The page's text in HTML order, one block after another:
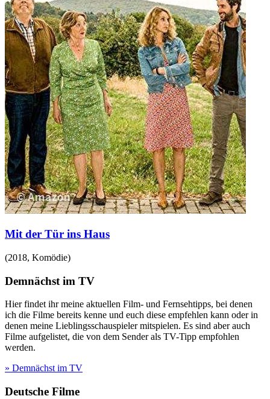
Mit der Tür ins Haus
(2018, Komödie)
Demnächst im TV
Hier findet ihr meine aktuellen Film- und Fernsehtipps, bei denen
ich die Filme bereits kenne und euch diese empfehlen kann oder in
denen meine Lieblingsschauspieler mitspielen. Es sind aber auch
Filme aufgelistet, die von dem Sender als TV-Tipp empfohlen
werden.
» Demnächst im TV
Deutsche Filme